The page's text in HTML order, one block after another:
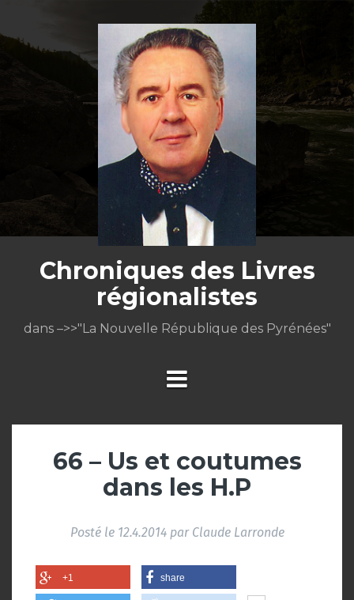
contenu
Chroniques des Livres
régionalistes
dans –>>"La Nouvelle République des Pyrénées"
66 – Us et coutumes
dans les H.P
Posté le 12.4.2014par Claude Larronde
+1 share